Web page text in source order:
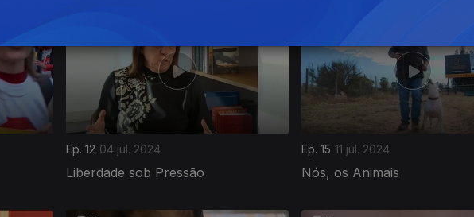
Ep. 12 04 jul. 2024
Liberdade sob Pressão
Ep. 15 11 jul. 2024
Nós, os Animais